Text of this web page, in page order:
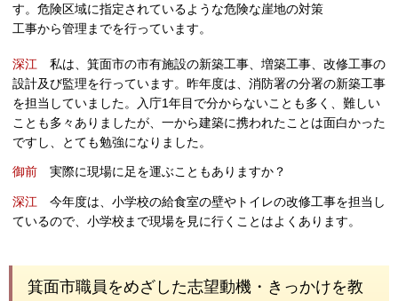
す。危険区域に指定されているような危険な崖地の対策
工事から管理までを行っています。
深江 私は、箕面市の市有施設の新築工事、増築工事、改修工事の
設計及び監理を行っています。昨年度は、消防署の分署の新築工事
を担当していました。入庁1年目で分からないことも多く、難しい
ことも多々ありましたが、一から建築に携われたことは面白かった
ですし、とても勉強になりました。
御前 実際に現場に足を運ぶこともありますか？
深江 今年度は、小学校の給食室の壁やトイレの改修工事を担当し
ているので、小学校まで現場を見に行くことはよくあります。
箕面市職員をめざした志望動機・きっかけを教